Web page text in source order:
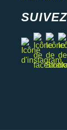
ou retrait en
instagram
facebook
strava